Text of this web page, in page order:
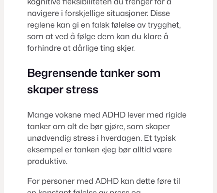
navigere i forskjellige situasjoner. Disse
reglene kan gi en falsk følelse av trygghet,
som at ved å følge dem kan du klare å
forhindre at dårlige ting skjer.
Begrensende tanker som
skaper stress
Mange voksne med ADHD lever med rigide
tanker om alt de bør gjøre, som skaper
unødvendig stress i hverdagen. Et typisk
eksempel er tanken «jeg bør alltid være
produktiv».
For personer med ADHD kan dette føre til